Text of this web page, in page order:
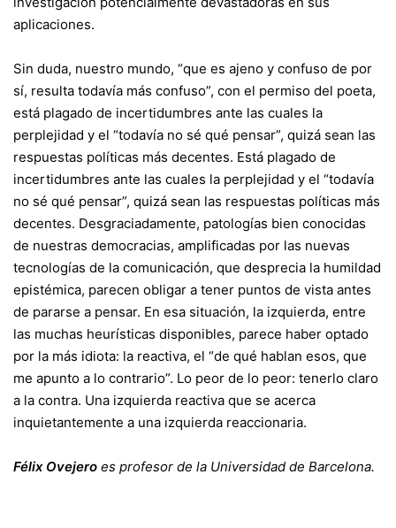
aplicaciones.
Sin duda, nuestro mundo, “que es ajeno y confuso de por
sí, resulta todavía más confuso”, con el permiso del poeta,
está plagado de incertidumbres ante las cuales la
perplejidad y el “todavía no sé qué pensar”, quizá sean las
respuestas políticas más decentes. Está plagado de
incertidumbres ante las cuales la perplejidad y el “todavía
no sé qué pensar”, quizá sean las respuestas políticas más
decentes. Desgraciadamente, patologías bien conocidas
de nuestras democracias, amplificadas por las nuevas
tecnologías de la comunicación, que desprecia la humildad
epistémica, parecen obligar a tener puntos de vista antes
de pararse a pensar. En esa situación, la izquierda, entre
las muchas heurísticas disponibles, parece haber optado
por la más idiota: la reactiva, el “de qué hablan esos, que
me apunto a lo contrario”. Lo peor de lo peor: tenerlo claro
a la contra. Una izquierda reactiva que se acerca
inquietantemente a una izquierda reaccionaria.
Félix Ovejero es profesor de la Universidad de Barcelona.